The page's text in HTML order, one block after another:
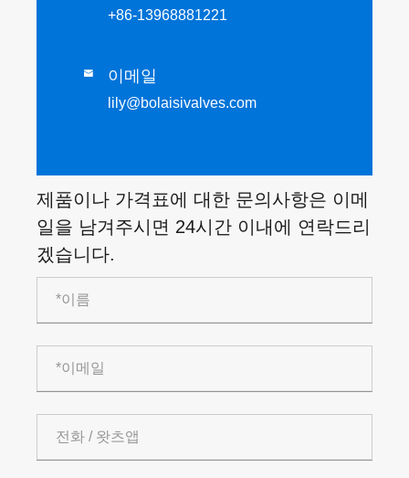
+86-13968881221
 이메일
lily@bolaisivalves.com
제품이나 가격표에 대한 문의사항은 이메
일을 남겨주시면 24시간 이내에 연락드리
겠습니다.